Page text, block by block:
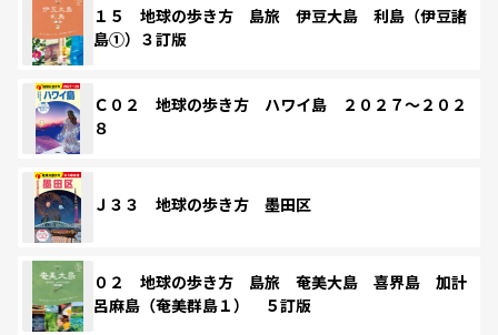
１５ 地球の歩き方 島旅 伊豆大島 利島（伊豆諸
島①）３訂版
Ｃ０２ 地球の歩き方 ハワイ島 ２０２７～２０２
８
Ｊ３３ 地球の歩き方 墨田区
０２ 地球の歩き方 島旅 奄美大島 喜界島 加計
呂麻島（奄美群島１） ５訂版